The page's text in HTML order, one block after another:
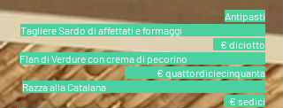
Antipasti
Tagliere Sardo di affettati e formaggi
€ diciotto
Flan di Verdure con crema di pecorino
€ quattordiciecinquanta
Razza alla Catalana
€ sedici